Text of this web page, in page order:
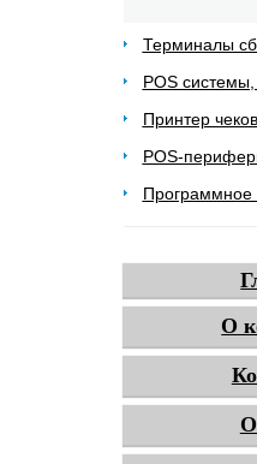
Терминалы
POS
Принтер чеков
POS-
Программное
О